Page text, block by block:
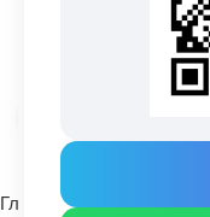
Главная Фасадные